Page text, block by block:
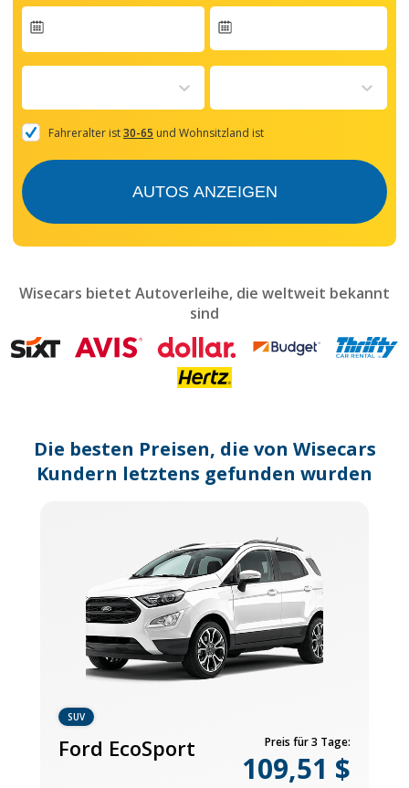
forward
with
the
and
mark
get
the
dates.
Fahreralter ist30-65 und Wohnsitzland ist
AUTOS ANZEIGEN
Wisecars bietet Autoverleihe, die weltweit bekannt
sind
Die besten Preisen, die von Wisecars
Kundern letztens gefunden wurden
SUV
Ford EcoSport Preis für 3 Tage:
109,51 $